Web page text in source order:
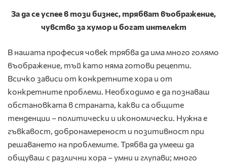
За да се успее в този бизнес, трябват въображение,
чувство за хумор и богат интелект
В нашата професия човек трябва да има много голямо
въображение, тъй като няма готови рецепти.
Всичко зависи от конкретните хора и от
конкретните проблеми. Необходимо е да познаваш
обстановката в страната, какви са общите
тенденции – политически и икономически. Нужна е
гъвкавост, добронамереност и позитивност при
решаването на проблемите. Трябва да умееш да
общуваш с различни хора – умни и глупави; много